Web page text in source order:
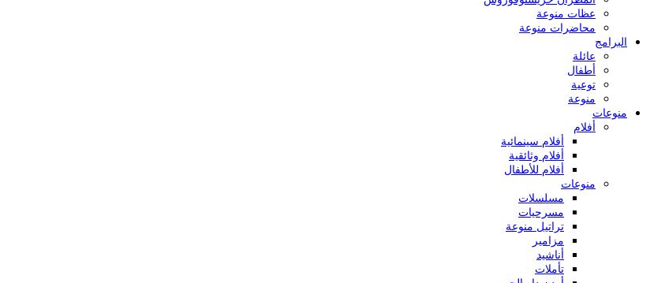
عظات منوعة
محاضرات منوعة
البرامج
عائلة
أطفال
توعية
منوعة
منوعات
أفلام
أفلام سينمائية
أفلام وثائقية
أفلام للأطفال
منوعات
مسلسلات
مسرحيات
تراتيل منوعة
مزامير
أناشيد
تأملات